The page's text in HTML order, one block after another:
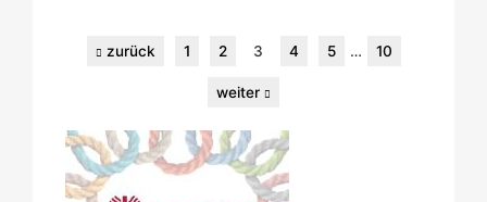
zurück 1 2 3 4 5 … 10
weiter